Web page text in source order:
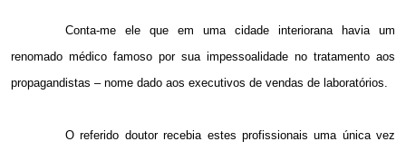
Conta-me ele que em uma cidade interiorana havia um
renomado médico famoso por sua impessoalidade no tratamento aos
propagandistas – nome dado aos executivos de vendas de laboratórios.
O referido doutor recebia estes profissionais uma única vez